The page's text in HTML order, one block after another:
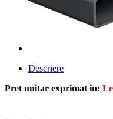
Descriere
Pret unitar exprimat in: